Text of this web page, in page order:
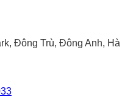
Đông Trù, Đông Anh,